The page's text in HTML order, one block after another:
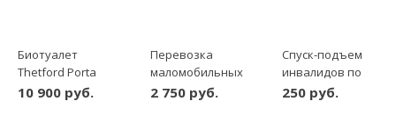
Биотуалет
Thetford Porta
Potti 165 Люкс
10 900 руб.
Перевозка
маломобильных
пассажиров по
2 750 руб.
Спуск-подъем
инвалидов по
этажам
250 руб.